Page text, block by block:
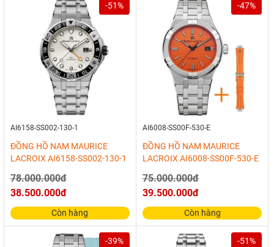
-51%
AI6158-SS002-130-1
ĐỒNG HỒ NAM MAURICE
LACROIX AI6158-SS002-130-1
78.000.000đ
38.500.000đ
Còn hàng
-47%
AI6008-SS00F-530-E
ĐỒNG HỒ NAM MAURICE
LACROIX AI6008-SS00F-530-E
75.000.000đ
39.500.000đ
Còn hàng
-39% -51%